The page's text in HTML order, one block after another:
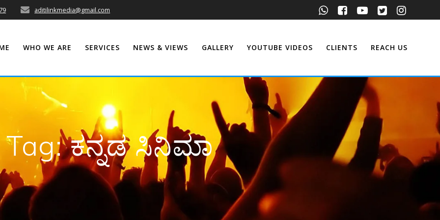
aditilinkmedia@gmail.com
WHO WE ARE SERVICES NEWS & VIEWS GALLERY YOUTUBE VIDEOS CLIENTS REACH US
Tag:ಕನ್ನಡ ಸಿನಿಮಾ